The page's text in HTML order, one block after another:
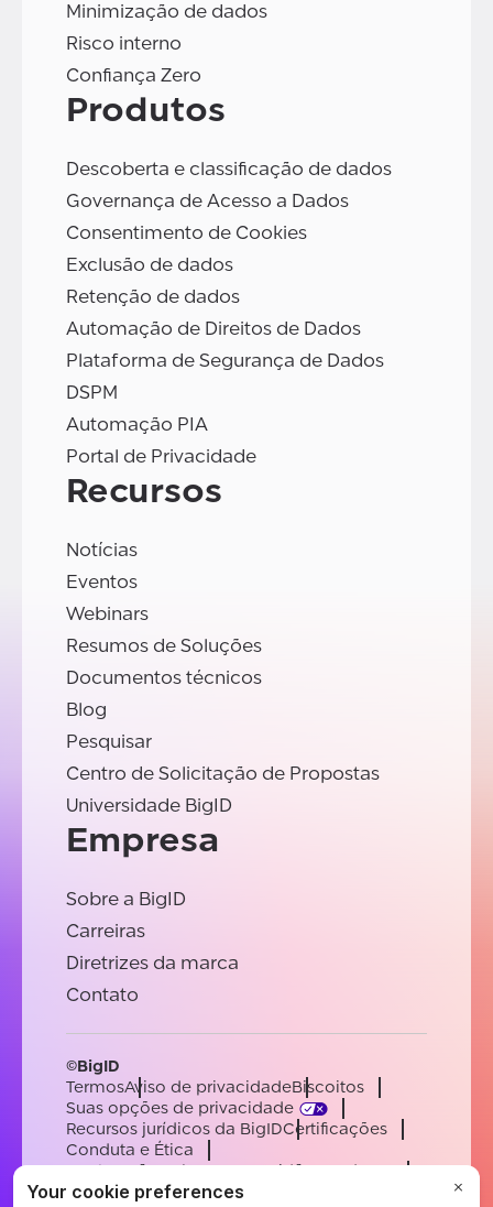
Minimização de dados
Risco interno
Confiança Zero
Produtos
Descoberta e classificação de dados
Governança de Acesso a Dados
Consentimento de Cookies
Exclusão de dados
Retenção de dados
Automação de Direitos de Dados
Plataforma de Segurança de Dados
DSPM
Automação PIA
Portal de Privacidade
Recursos
Notícias
Eventos
Webinars
Resumos de Soluções
Documentos técnicos
Blog
Pesquisar
Centro de Solicitação de Propostas
Universidade BigID
Empresa
Sobre a BigID
Carreiras
Diretrizes da marca
Contato
©BigID
TermosAviso de privacidadeBiscoitos
Suas opções de privacidade
Recursos jurídicos da BigIDCertificações
Conduta e Ética
Declaração sobre a escravidão moderna
SubprocessadoresApoiar